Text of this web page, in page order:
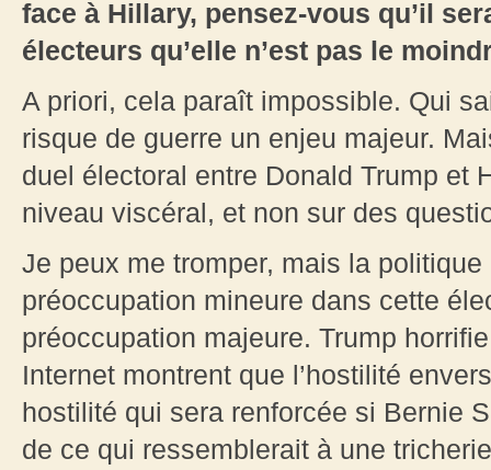
face à Hillary, pensez-vous qu’il
électeurs qu’elle n’est pas le
A priori, cela paraît impossible. Qui
risque de guerre un enjeu majeur.
duel électoral entre Donald Trump et
niveau viscéral, et non sur des
Je peux me tromper, mais la
préoccupation mineure dans cette
préoccupation majeure. Trump
Internet montrent que l’hostilité
hostilité qui sera renforcée si Bernie
de ce qui ressemblerait à une